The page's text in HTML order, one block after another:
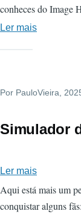
conheces do Image
Ler mais
Hotspots
Por PauloVieira,
Simulador
Ler mais
Simulador
de
Aqui está mais um
conquistar alguns fãs: